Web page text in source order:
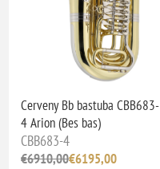
Cerveny Bb bastuba CBB683-
4 Arion (Bes bas)
CBB683-4
€6910,00€6195,00